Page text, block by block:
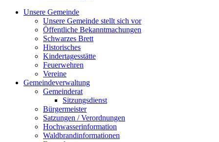
Unsere Gemeinde
Unsere Gemeinde stellt sich vor
Öffentliche Bekanntmachungen
Schwarzes Brett
Historisches
Kindertagesstätte
Feuerwehren
Vereine
Gemeindeverwaltung
Gemeinderat
Sitzungsdienst
Bürgermeister
Satzungen / Verordnungen
Hochwasserinformation
Waldbrandinformationen